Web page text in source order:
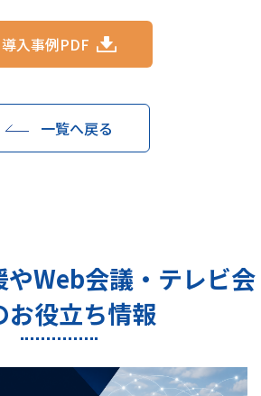
導入事例PDF
一覧へ戻る
Web会議・テレビ会
お役立ち情報